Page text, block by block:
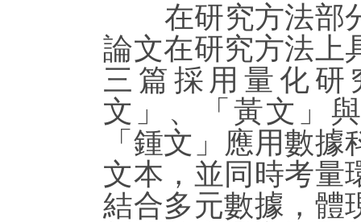
在研究方法部
論文在研究方法上
三篇採用量化研
文」、「黃文」
「鍾文」應用數
文本，並同時考量
結合多元數據，體